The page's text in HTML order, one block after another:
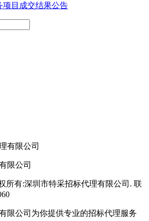
项目成交结果公告
限公司
所有:深圳市特采招标代理有限公司. 联
限公司为你提供专业的招标代理服务